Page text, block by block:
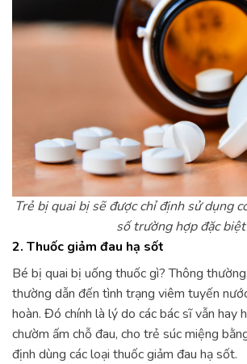
Trẻ bị quai bị sẽ được chỉ định sử dụng
số trường hợp đặc biệt
2. Thuốc giảm đau hạ sốt
Bé bị quai bị uống thuốc gì? Thông
thường dẫn đến tình trạng viêm tuyến
hoàn. Đó chính là lý do các bác sĩ vẫn hay
chườm ấm chỗ đau, cho trẻ súc miệng
định dùng các loại thuốc giảm đau hạ sốt.